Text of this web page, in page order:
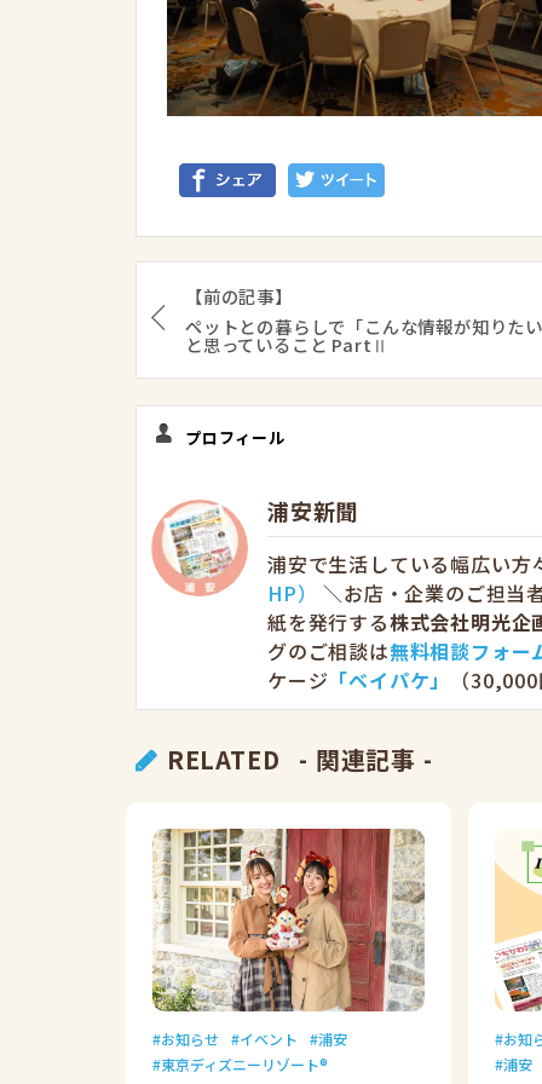
【前の記事】
ペットとの暮らしで「こんな情報が知りた
と思っていること PartⅡ
プロフィール
浦安新聞
浦安で生活している幅広い
HP）
＼お店・企業のご担当
紙を発行する株式会社明光企
グのご相談は無料相談フォー
ケージ 「ベイパケ」 （
RELATED - 関連記事 -
お知らせ イベント
浦安
東京ディズニーリゾート®
お知
浦安